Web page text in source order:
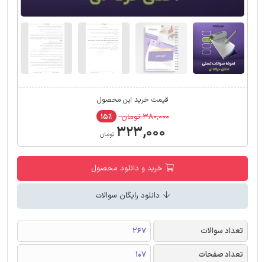
قیمت خرید این محصول
۳۸۰,۰۰۰ تومان ۱۵٪
۳۲۳,۰۰۰ تومان
خرید و دانلود محصول
دانلود رایگان سوالات
تعداد سوالات
267
تعداد صفحات
107